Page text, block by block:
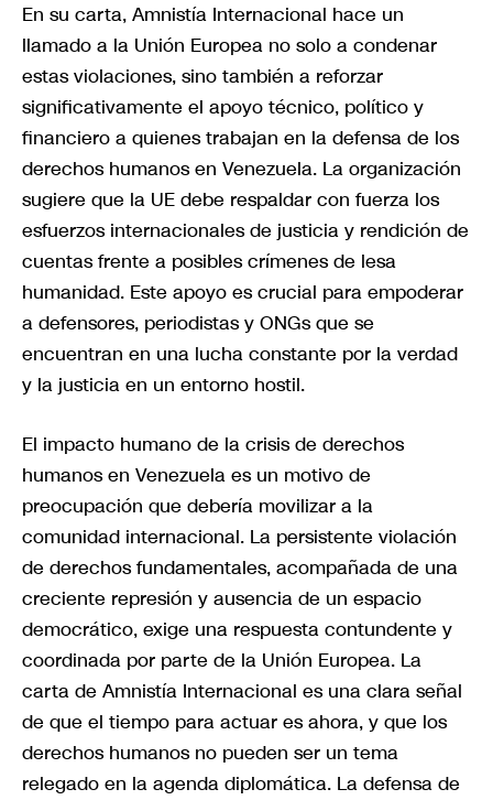
En su carta, Amnistía Internacional hace un
llamado a la Unión Europea no solo a condenar
estas violaciones, sino también a reforzar
significativamente el apoyo técnico, político y
financiero a quienes trabajan en la defensa de los
derechos humanos en Venezuela. La organización
sugiere que la UE debe respaldar con fuerza los
esfuerzos internacionales de justicia y rendición de
cuentas frente a posibles crímenes de lesa
humanidad. Este apoyo es crucial para empoderar
a defensores, periodistas y ONGs que se
encuentran en una lucha constante por la verdad
y la justicia en un entorno hostil.
El impacto humano de la crisis de derechos
humanos en Venezuela es un motivo de
preocupación que debería movilizar a la
comunidad internacional. La persistente violación
de derechos fundamentales, acompañada de una
creciente represión y ausencia de un espacio
democrático, exige una respuesta contundente y
coordinada por parte de la Unión Europea. La
carta de Amnistía Internacional es una clara señal
de que el tiempo para actuar es ahora, y que los
derechos humanos no pueden ser un tema
relegado en la agenda diplomática. La defensa de